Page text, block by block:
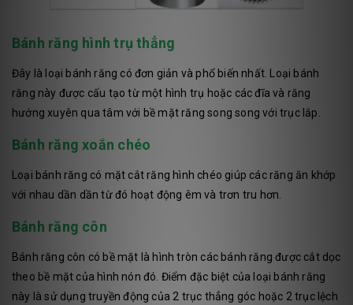
Bánh răng hình trụ thẳng
Đây là loại bánh răng có đơn giản và phổ biến nhất. Loại bánh
răng này được cấu tạo từ một hình trụ hoặc các đĩa và răng
hướng xuyên qua tâm với bề mặt răng song song với trục lắp.
Bánh răng xoắn chéo
Loại bánh răng có mặt cắt răng hình chéo giúp các răng ăn khớp
với nhau dần dần từ đó hoạt động êm và trơn tru hơn.
Bánh răng côn
Bánh răng côn có bề mặt là hình tròn các bánh răng được cắt dọc
theo bề mặt của hình nón đó. Điểm đặc biệt của loại bánh răng
này là sử dụng truyền động của 2 trục thẳng góc hoặc 2 trục lệch